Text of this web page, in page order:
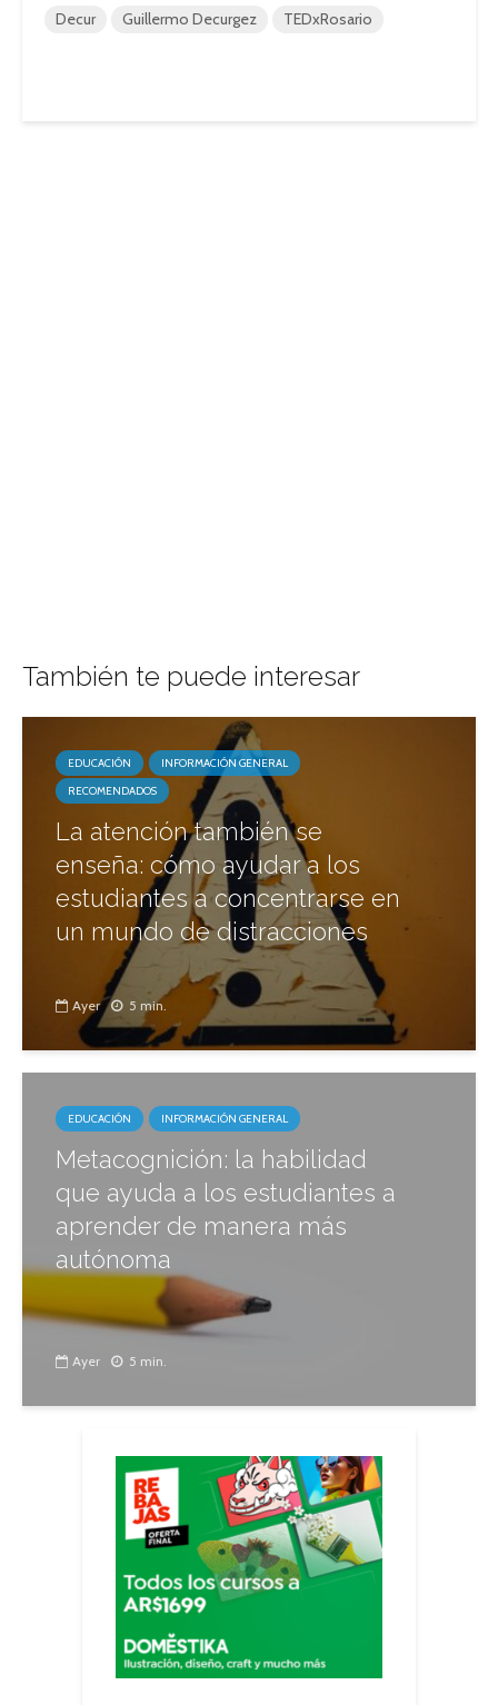
Decur Guillermo Decurgez TEDxRosario
También te puede interesar
EDUCACIÓN
INFORMACIÓN GENERAL
RECOMENDADOS
La atención también se
enseña: cómo ayudar a los
estudiantes a concentrarse en
un mundo de distracciones
Ayer 5 min.
EDUCACIÓN INFORMACIÓN GENERAL
Metacognición: la habilidad
que ayuda a los estudiantes a
aprender de manera más
autónoma
Ayer 5 min.